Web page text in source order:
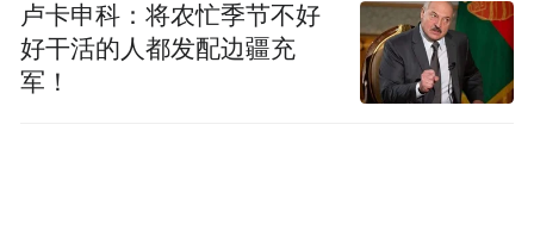
卢卡申科：将农忙季节不好
好干活的人都发配边疆充
军！